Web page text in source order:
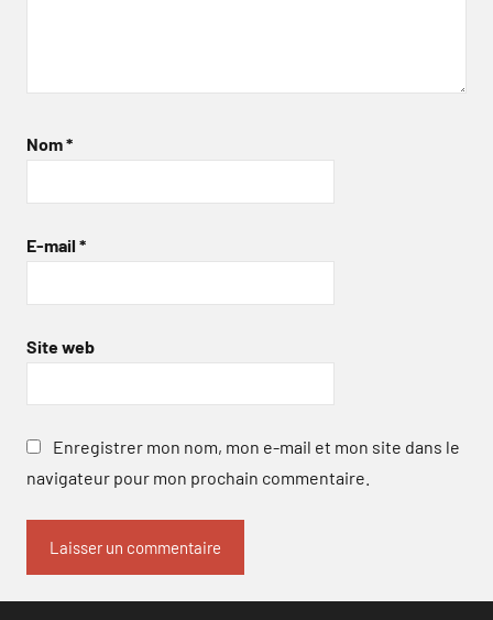
Nom*
E-mail *
Site web
Enregistrer mon nom, mon e-mail et mon site dans le
navigateur pour mon prochain commentaire.